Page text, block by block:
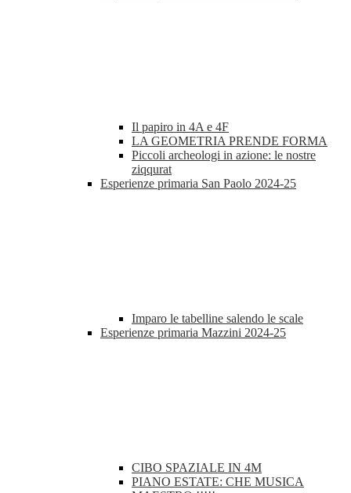
Il papiro in 4A e 4F
LA GEOMETRIA PRENDE FORMA
Piccoli archeologi in azione: le nostre
ziqqurat
Esperienze primaria San Paolo 2024-25
Imparo le tabelline salendo le scale
Esperienze primaria Mazzini 2024-25
CIBO SPAZIALE IN 4M
PIANO ESTATE: CHE MUSICA